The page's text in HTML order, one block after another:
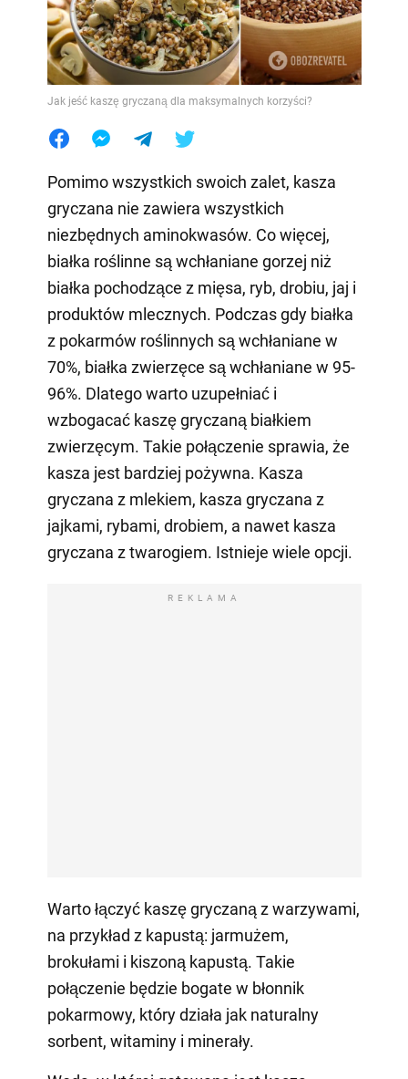
Jak jeść kaszę gryczaną dla maksymalnych korzyści?
Pomimo wszystkich swoich zalet, kasza
gryczana nie zawiera wszystkich
niezbędnych aminokwasów. Co więcej,
białka roślinne są wchłaniane gorzej niż
białka pochodzące z mięsa, ryb, drobiu, jaj i
produktów mlecznych. Podczas gdy białka
z pokarmów roślinnych są wchłaniane w
70%, białka zwierzęce są wchłaniane w 95-
96%. Dlatego warto uzupełniać i
wzbogacać kaszę gryczaną białkiem
zwierzęcym. Takie połączenie sprawia, że
kasza jest bardziej pożywna. Kasza
gryczana z mlekiem, kasza gryczana z
jajkami, rybami, drobiem, a nawet kasza
gryczana z twarogiem. Istnieje wiele opcji.
REKLAMA
Warto łączyć kaszę gryczaną z warzywami,
na przykład z kapustą: jarmużem,
brokułami i kiszoną kapustą. Takie
połączenie będzie bogate w błonnik
pokarmowy, który działa jak naturalny
sorbent, witaminy i minerały.